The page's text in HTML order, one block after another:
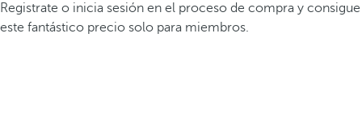
Registrate o inicia sesión en el proceso de compra y consigue
este fantástico precio solo para miembros.